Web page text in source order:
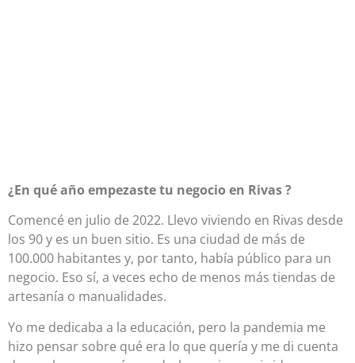
¿En qué año empezaste tu negocio en Rivas ?
Comencé en julio de 2022. Llevo viviendo en Rivas desde
los 90 y es un buen sitio. Es una ciudad de más de
100.000 habitantes y, por tanto, había público para un
negocio. Eso sí, a veces echo de menos más tiendas de
artesanía o manualidades.
Yo me dedicaba a la educación, pero la pandemia me
hizo pensar sobre qué era lo que quería y me di cuenta